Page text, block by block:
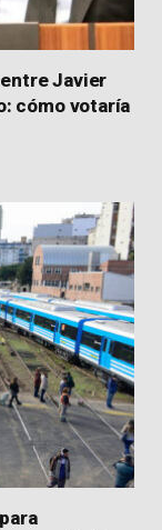
Javier
cómo votaría